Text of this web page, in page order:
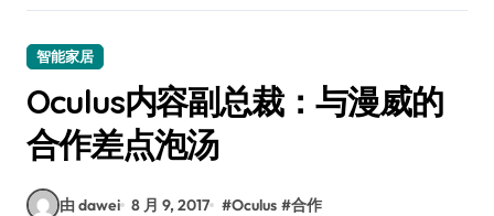
智能家居
Oculus内容副总裁：与漫威的
合作差点泡汤
由 dawei 8 月 9, 2017 #Oculus #合作